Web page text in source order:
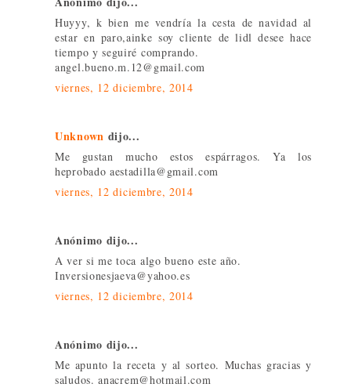
Huyyy, k bien me vendría la cesta de navidad al
estar en paro,ainke soy cliente de lidl desee hace
tiempo y seguiré comprando.
angel.bueno.m.12@gmail.com
viernes, 12 diciembre, 2014
Unknown dijo...
Me gustan mucho estos espárragos. Ya los
heprobado aestadilla@gmail.com
viernes, 12 diciembre, 2014
Anónimo dijo...
A ver si me toca algo bueno este año.
Inversionesjaeva@yahoo.es
viernes, 12 diciembre, 2014
Anónimo dijo...
Me apunto la receta y al sorteo. Muchas gracias y
saludos. anacrem@hotmail.com